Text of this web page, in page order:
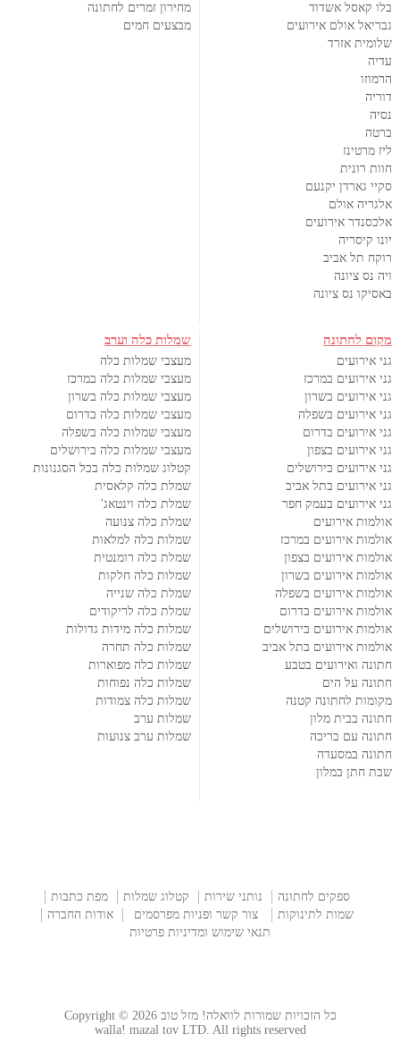
בלו קאסל אשדוד
גבריאל אולם אירועים
שלומית אזרד
עדיה
הרמוזו
דוריה
נסיה
ברטה
ליז מרטינז
חוות רונית
סקיי גארדן יקנעם
אלגריה אולם
אלכסנדר אירועים
יונו קיסריה
רוקח תל אביב
ויה נס ציונה
באסיקו נס ציונה
מחירון זמרים לחתונה
מבצעים חמים
מקום לחתונה
גני אירועים
גני אירועים במרכז
גני אירועים בשרון
גני אירועים בשפלה
גני אירועים בדרום
גני אירועים בצפון
גני אירועים בירושלים
גני אירועים בתל אביב
גני אירועים בעמק חפר
אולמות אירועים
אולמות אירועים במרכז
אולמות אירועים בצפון
אולמות אירועים בשרון
אולמות אירועים בשפלה
אולמות אירועים בדרום
אולמות אירועים בירושלים
אולמות אירועים בתל אביב
חתונה ואירועים בטבע
חתונה על הים
מקומות לחתונה קטנה
חתונה בבית מלון
חתונה עם בריכה
חתונה במסעדה
שבת חתן במלון
שמלות כלה וערב
מעצבי שמלות כלה
מעצבי שמלות כלה במרכז
מעצבי שמלות כלה בשרון
מעצבי שמלות כלה בדרום
מעצבי שמלות כלה בשפלה
מעצבי שמלות כלה בירושלים
קטלוג שמלות כלה בכל הסגנונות
שמלת כלה קלאסית
שמלת כלה וינטאג'
שמלת כלה צנועה
שמלות כלה למלאות
שמלת כלה רומנטית
שמלות כלה חלקות
שמלת כלה שנייה
שמלת כלה לריקודים
שמלות כלה מידות גדולות
שמלות כלה תחרה
שמלות כלה מפוארות
שמלות כלה נפוחות
שמלות כלה צמודות
שמלות ערב
שמלות ערב צנועות
ספקים לחתונה נותני שירות קטלוג שמלות
מפת כתבות
שמות לתינוקות
צור קשר ופניות מפרסמים
אודות החברה
תנאי שימוש ומדיניות פרטיות
כל הזכויות שמורות לוואלה! מזל טוב Copyright © 2026
walla! mazal tov LTD. All rights reserved